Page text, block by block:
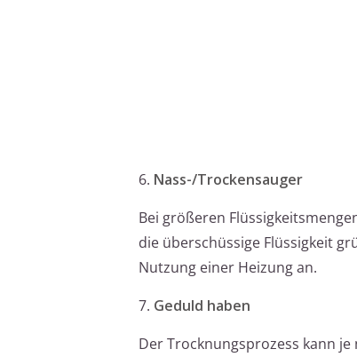
6. Nass-/Trockensauger
Bei größeren
die überschüssige Flüssigkeit
Nutzung einer Heizung an.
7. Geduld haben
Der Trocknungsprozess kann